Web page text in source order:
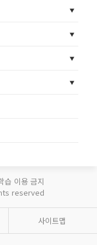
습 이용 금지
reserved
사이트맵